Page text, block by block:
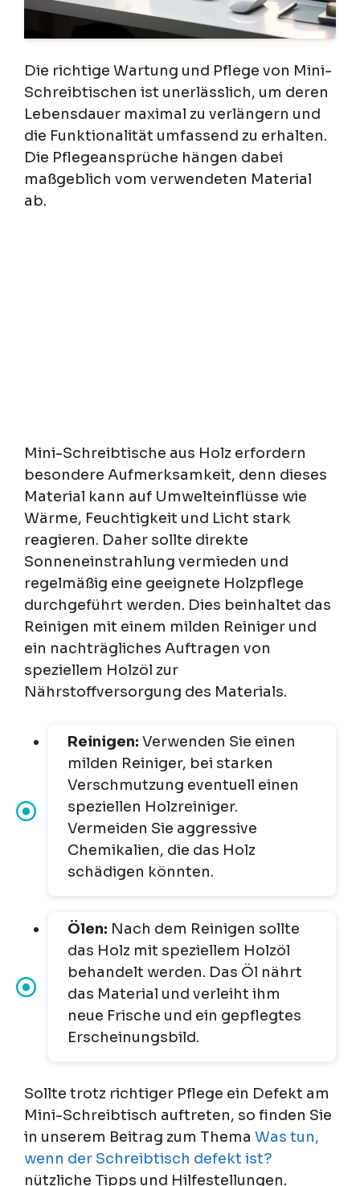
Die richtige Wartung und Pflege von Mini-
Schreibtischen ist unerlässlich, um deren
Lebensdauer maximal zu verlängern und
die Funktionalität umfassend zu erhalten.
Die Pflegeansprüche hängen dabei
maßgeblich vom verwendeten Material
ab.
Mini-Schreibtische aus Holz erfordern
besondere Aufmerksamkeit, denn dieses
Material kann auf Umwelteinflüsse wie
Wärme, Feuchtigkeit und Licht stark
reagieren. Daher sollte direkte
Sonneneinstrahlung vermieden und
regelmäßig eine geeignete Holzpflege
durchgeführt werden. Dies beinhaltet das
Reinigen mit einem milden Reiniger und
ein nachträgliches Auftragen von
speziellem Holzöl zur
Nährstoffversorgung des Materials.
Reinigen: Verwenden Sie einen
milden Reiniger, bei starken
Verschmutzung eventuell einen
speziellen Holzreiniger.
Vermeiden Sie aggressive
Chemikalien, die das Holz
schädigen könnten.
Ölen: Nach dem Reinigen sollte
das Holz mit speziellem Holzöl
behandelt werden. Das Öl nährt
das Material und verleiht ihm
neue Frische und ein gepflegtes
Erscheinungsbild.
Sollte trotz richtiger Pflege ein Defekt am
Mini-Schreibtisch auftreten, so finden Sie
in unserem Beitrag zum Thema Was tun,
wenn der Schreibtisch defekt ist?
nützliche Tipps und Hilfestellungen.